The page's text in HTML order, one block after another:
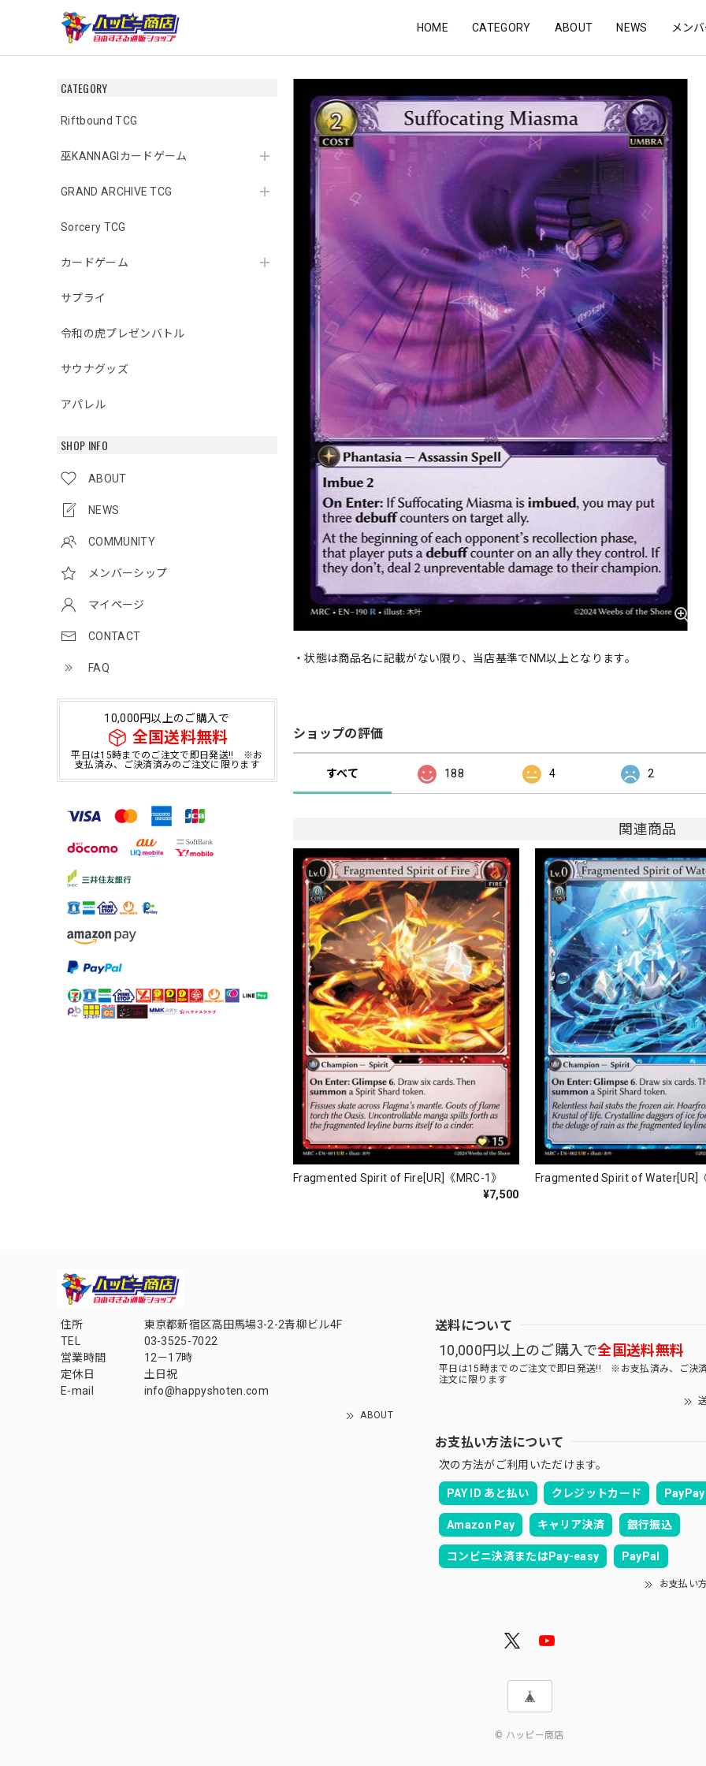
HOME CATEGORY ABOUT NEWS メン
CATEGORY
Riftbound TCG
巫KANNAGIカードゲーム
GRAND ARCHIVE TCG
Sorcery TCG
カードゲーム
サプライ
令和の虎プレゼンバトル
サウナグッズ
アパレル
SHOP INFO
ABOUT
NEWS
COMMUNITY
メンバーシップ
マイページ
CONTACT
FAQ
10,000円以上のご購入で
全国送料無料
平日は15時までのご注文で即日発送!! ※お
支払済み、ご決済済みのご注文に限ります
・状態は商品名に記載がない限り、当店基準でNM以上となります。
ショップの評価
すべて 188 4 2
関連商品
Fragmented Spirit of Fire[UR]《MRC-1》
¥7,500
Fragmented Spirit of Water[UR]
住所
東京都新宿区高田馬場3-2-2青柳ビル4F
TEL
03-3525-7022
営業時間
12－17時
定休日
土日祝
E-mail
info@happyshoten.com
ABOUT
送料について
10,000円以上のご購入で全国送料無料
平日は15時までのご注文で即日発送!! ※お支払済み、ご決
注文に限ります
お支払い方法について
次の方法がご利用いただけます。
PAY ID あと払い クレジットカード PayPay
Amazon Pay キャリア決済 銀行振込
コンビニ決済またはPay-easy PayPal
お支払い
© ハッピー商店